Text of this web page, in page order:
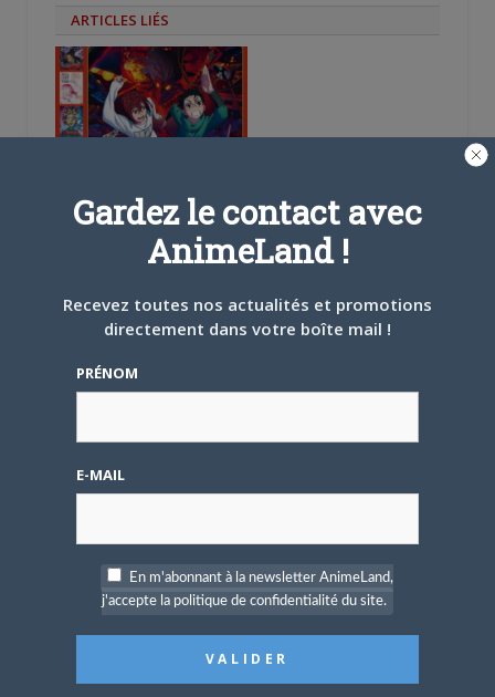
ARTICLES LIÉS
L’AnimeLand Hors-Série
– Spécial Posters est
pour 2027
4 JUILLET 2026 0
[Entretien] Mokochan : «
Lors des prémices du
Gardez le contact avec
AnimeLand !
Recevez toutes nos actualités et promotions
directement dans votre boîte mail !
PRÉNOM
E-MAIL
En m'abonnant à la newsletter AnimeLand,
j'accepte la politique de confidentialité du site.